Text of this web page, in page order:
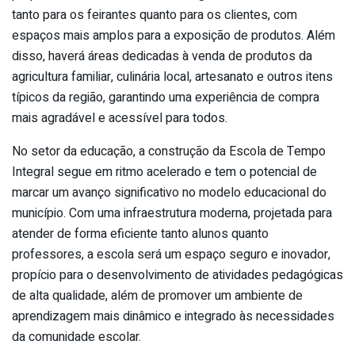
tanto para os feirantes quanto para os clientes, com
espaços mais amplos para a exposição de produtos. Além
disso, haverá áreas dedicadas à venda de produtos da
agricultura familiar, culinária local, artesanato e outros itens
típicos da região, garantindo uma experiência de compra
mais agradável e acessível para todos.
No setor da educação, a construção da Escola de Tempo
Integral segue em ritmo acelerado e tem o potencial de
marcar um avanço significativo no modelo educacional do
município. Com uma infraestrutura moderna, projetada para
atender de forma eficiente tanto alunos quanto
professores, a escola será um espaço seguro e inovador,
propício para o desenvolvimento de atividades pedagógicas
de alta qualidade, além de promover um ambiente de
aprendizagem mais dinâmico e integrado às necessidades
da comunidade escolar.